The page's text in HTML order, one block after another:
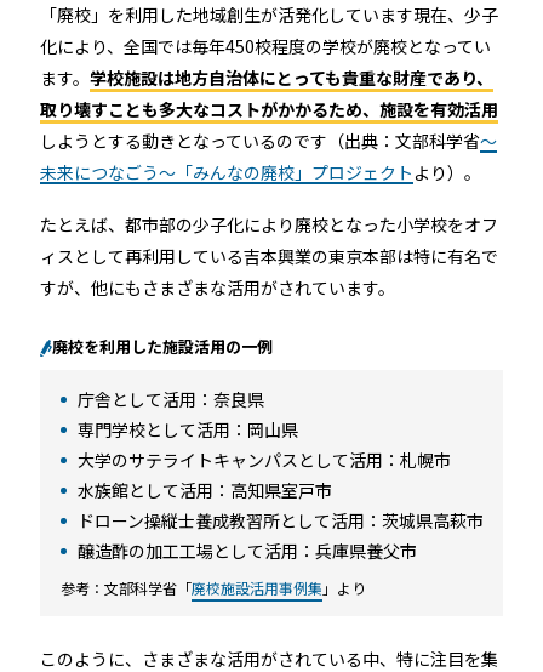
「廃校」を利用した地域創生が活発化しています現在、少子
化により、全国では毎年450校程度の学校が廃校となってい
ます。 学校施設は地方自治体にとっても貴重な財産であり、
取り壊すことも多大なコストがかかるため、施設を有効活用
しようとする動きとなっているのです（出典：文部科学省～
未来につなごう～「みんなの廃校」プロジェクト より）。
たとえば、都市部の少子化により廃校となった小学校をオフ
ィスとして再利用している吉本興業の東京本部は特に有名で
すが、他にもさまざまな活用がされています。
廃校を利用した施設活用の一例
庁舎として活用：奈良県
専門学校として活用：岡山県
大学のサテライトキャンパスとして活用：札幌市
水族館として活用：高知県室戸市
ドローン操縦士養成教習所として活用：茨城県高萩市
醸造酢の加工工場として活用：兵庫県養父市
参考：文部科学省「廃校施設活用事例集 」より
このように、さまざまな活用がされている中、特に注目を集